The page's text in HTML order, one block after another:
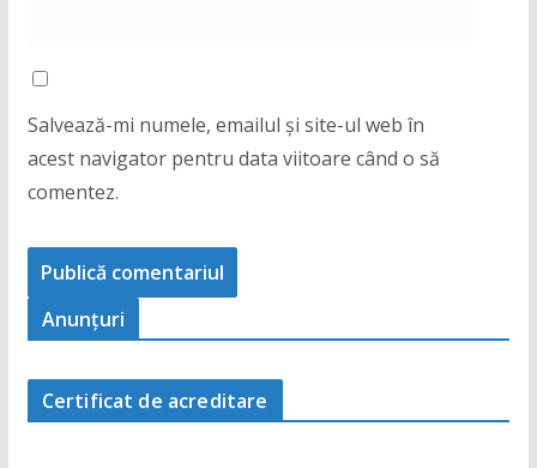
Salvează-mi numele, emailul și site-ul web în
acest navigator pentru data viitoare când o să
comentez.
Anunţuri
Certificat de acreditare